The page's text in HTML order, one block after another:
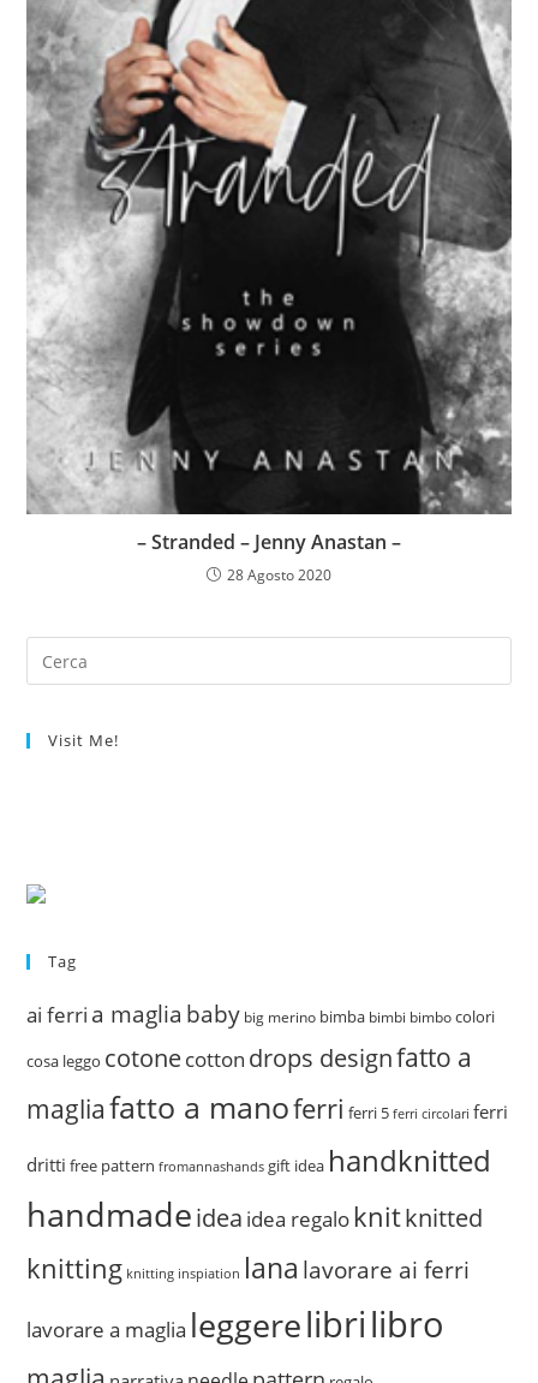
– Stranded – Jenny Anastan –
28 Agosto 2020
Visit Me!
Tag
ai ferri a maglia baby big merino bimba bimbi bimbo colori
cosa leggo cotonecotton drops designfatto a
magliafatto a manoferri ferri 5 ferri circolari ferri
dritti free pattern fromannashands gift idea handknitted
handmadeidea idea regalo knitknitted
knitting knitting inspiation lana lavorare ai ferri
lavorare a maglia leggerelibrilibro